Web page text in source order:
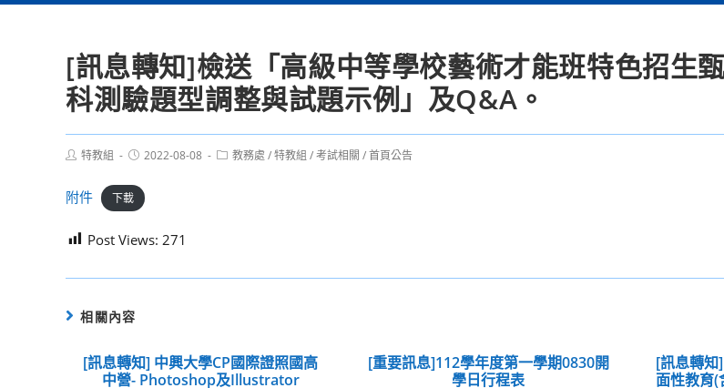
[訊息轉知]檢送「高級中等學校藝術才能班特色招生
科測驗題型調整與試題示例」及Q&A。
Post特教組
Post2022-08-08
Post教務處 /特教組 /考試相關 /首頁公告
附件 下載
Post Views: 271
相關內容
[訊息轉知] 中興大學CP國際證照國高
中營- Photoshop及Illustrator
[重要訊息]112學年度第一學期0830開
學日行程表
[訊息轉知
面性教育(